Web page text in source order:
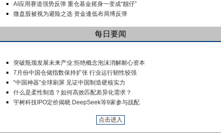
AI应用赛道强势反弹 重仓基金摇身一变成“靓仔”
微盘股被视为避险之选 资金逢低布局博反弹
每日要闻
突破瓶颈发展未来产业:拒绝概念泡沫消解耐心资本
7月份中国仓储指数保持扩张 行业运行韧性较强
“中国神器”全球刷屏 见证中国制造硬核实力
什么是柔性制造？如何高效匹配差异化需求？
宇树科技IPO定价揭晓 DeepSeek等9家参与战配
点击进入